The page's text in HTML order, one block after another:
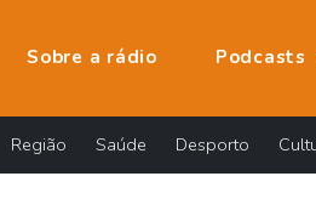
Sobre a rádio Podcasts
Região Saúde Desporto